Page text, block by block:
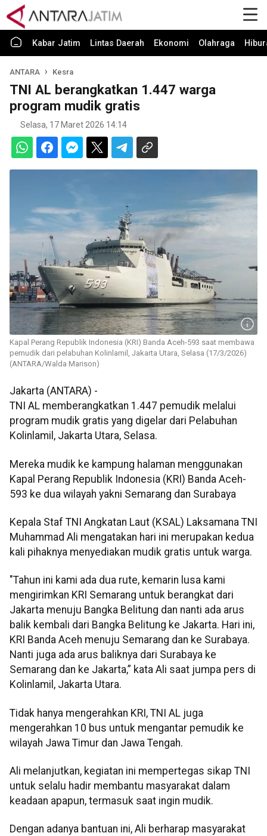
Kabar Jatim Lintas Daerah Ekonomi Olahraga
ANTARA Kesra
TNI AL berangkatkan 1.447 warga
program mudik gratis
Selasa, 17 Maret 2026 14:14
Kapal Perang Republik Indonesia (KRI) Banda Aceh-593 saat membawa
pemudik dari pelabuhan Kolinlamil, Jakarta Utara, Selasa (17/3/2026)
(ANTARA/Walda Marison)
Jakarta (ANTARA) -
TNI AL memberangkatkan 1.447 pemudik melalui
program mudik gratis yang digelar dari Pelabuhan
Kolinlamil, Jakarta Utara, Selasa.
Mereka mudik ke kampung halaman menggunakan
Kapal Perang Republik Indonesia (KRI) Banda Aceh-
593 ke dua wilayah yakni Semarang dan Surabaya
Kepala Staf TNI Angkatan Laut (KSAL) Laksamana TNI
Muhammad Ali mengatakan hari ini merupakan kedua
kali pihaknya menyediakan mudik gratis untuk warga.
"Tahun ini kami ada dua rute, kemarin lusa kami
mengirimkan KRI Semarang untuk berangkat dari
Jakarta menuju Bangka Belitung dan nanti ada arus
balik kembali dari Bangka Belitung ke Jakarta. Hari ini,
KRI Banda Aceh menuju Semarang dan ke Surabaya.
Nanti juga ada arus baliknya dari Surabaya ke
Semarang dan ke Jakarta,” kata Ali saat jumpa pers di
Kolinlamil, Jakarta Utara.
Tidak hanya mengerahkan KRI, TNI AL juga
mengerahkan 10 bus untuk mengantar pemudik ke
wilayah Jawa Timur dan Jawa Tengah.
Ali melanjutkan, kegiatan ini mempertegas sikap TNI
untuk selalu hadir membantu masyarakat dalam
keadaan apapun, termasuk saat ingin mudik.
Dengan adanya bantuan ini, Ali berharap masyarakat